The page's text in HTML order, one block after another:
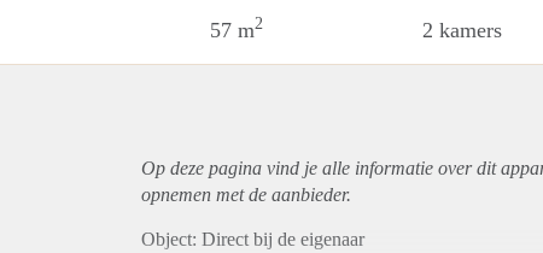
57 m2 2 kamers
Op deze pagina vind je alle informatie over dit
opnemen met de aanbieder.
Object: Direct bij de eigenaar